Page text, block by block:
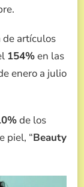
de artículos
154%en las
enero a julio
de los
piel, “Beauty